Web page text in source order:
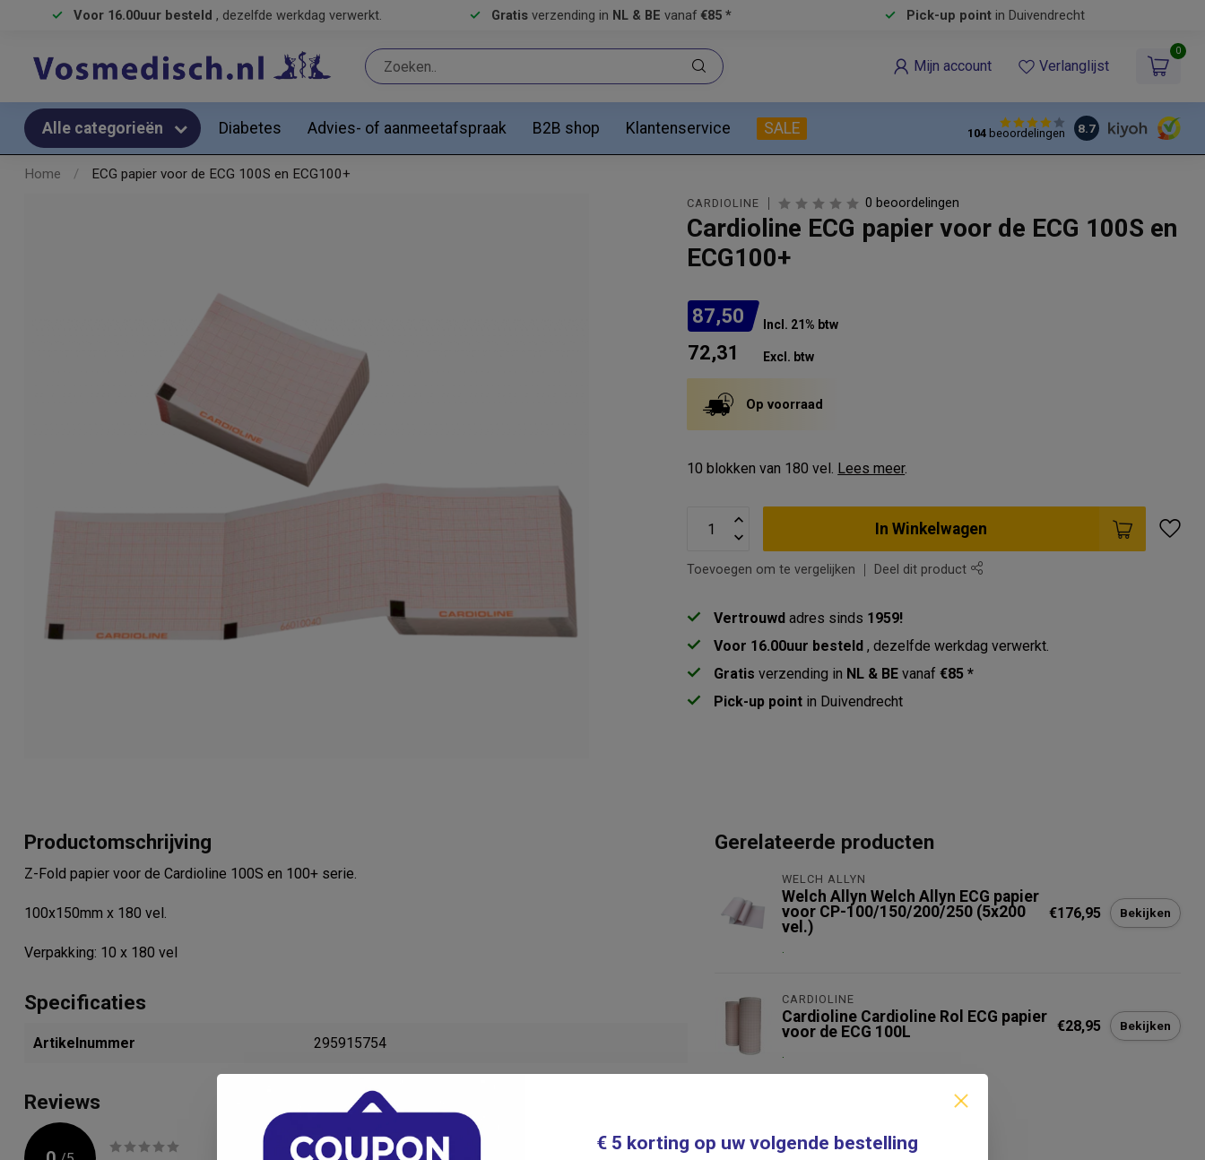
Voor 16.00uur besteld , dezelfde werkdag verwerkt. Gratis verzending in NL & BE vanaf €85 * Pick-up pointin Duivendrecht
Mijn account Verlanglijst
0
Alle categorieën Diabetes Advies- of aanmeetafspraak B2B shop Klantenservice SALE 104beoordelingen 8.7
Home / ECG papier voor de ECG 100S en ECG100+
CARDIOLINE 0 beoordelingen
Cardioline ECG papier voor de ECG 100S en
ECG100+
87,50 Incl. 21% btw
72,31 Excl. btw
Op voorraad
10 blokken van 180 vel. Lees meer.
In Winkelwagen
Toevoegen om te vergelijken Deel dit product
Vertrouwd adres sinds 1959!
Voor 16.00uur besteld, dezelfde werkdag verwerkt.
Gratis verzending in NL & BE vanaf€85 *
Pick-up point in Duivendrecht
Productomschrijving
Z-Fold papier voor de Cardioline 100S en 100+ serie.
100x150mm x 180 vel.
Verpakking: 10 x 180 vel
Specificaties
Artikelnummer 295915754
Reviews
Gerelateerde producten
WELCH ALLYN
Welch Allyn Welch Allyn ECG papier
voor CP-100/150/200/250 (5x200
vel.)
.
€176,95 Bekijken
CARDIOLINE
Cardioline Cardioline Rol ECG papier
voor de ECG 100L
.
€28,95 Bekijken
€ 5 korting op uw volgende bestelling